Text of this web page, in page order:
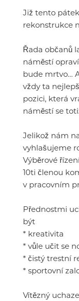
Již tento
rekonstrukce
Řada občanů
náměstí
bude mrtvo…
vždy ta
pozici, která
náměstí se
Jelikož nám
vyhlašujeme
Výběrové
10ti členou
v pracovním
Přednostmi
být
* kreativita
* vůle učit se
* čistý trestní
* sportovní
Vítězný